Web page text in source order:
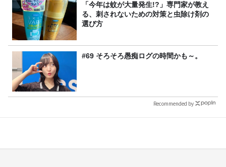
「今年は蚊が大量発生!?」専門家が教え
る、刺されないための対策と虫除け剤の
選び方
#69 そろそろ愚痴ログの時間かも～。
Recommended by